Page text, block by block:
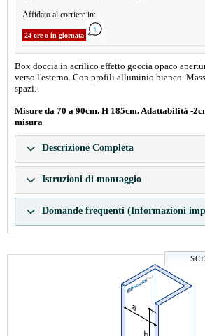
Affidato al corriere in:
24 ore o in giornata
Box doccia in acrilico effetto goccia opaco
verso l'esterno. Con profili alluminio bianco.
spazi.
Misure da 70 a 90cm. H 185cm. Adattabilità -
misura
Descrizione Completa
Istruzioni di montaggio
Domande frequenti (Informazioni